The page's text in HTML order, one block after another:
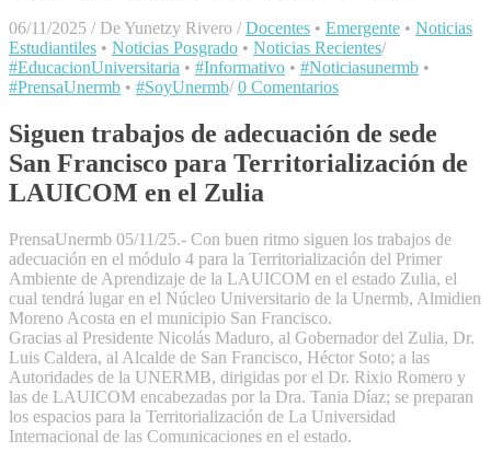
06/11/2025 / De Yunetzy Rivero / Docentes • Emergente • Noticias
Estudiantiles • Noticias Posgrado • Noticias Recientes/
#EducacionUniversitaria • #Informativo • #Noticiasunermb •
#PrensaUnermb • #SoyUnermb/ 0 Comentarios
Siguen trabajos de adecuación de sede
San Francisco para Territorialización de
LAUICOM en el Zulia
PrensaUnermb 05/11/25.- Con buen ritmo siguen los trabajos de
adecuación en el módulo 4 para la Territorialización del Primer
Ambiente de Aprendizaje de la LAUICOM en el estado Zulia, el
cual tendrá lugar en el Núcleo Universitario de la Unermb, Almidien
Moreno Acosta en el municipio San Francisco.
Gracias al Presidente Nicolás Maduro, al Gobernador del Zulia, Dr.
Luis Caldera, al Alcalde de San Francisco, Héctor Soto; a las
Autoridades de la UNERMB, dirigidas por el Dr. Rixio Romero y
las de LAUICOM encabezadas por la Dra. Tania Díaz; se preparan
los espacios para la Territorialización de La Universidad
Internacional de las Comunicaciones en el estado.